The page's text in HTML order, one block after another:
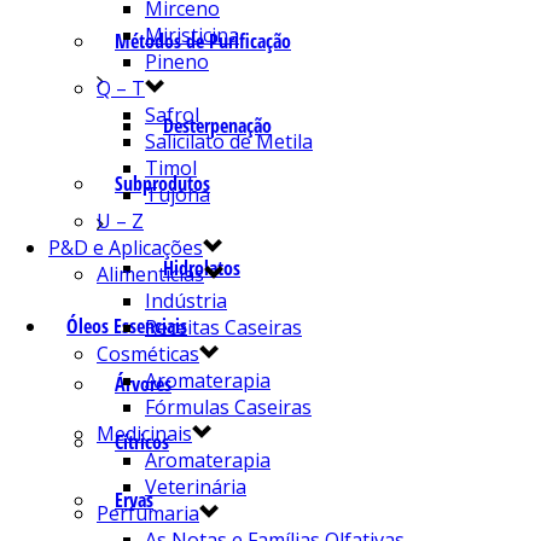
Métodos de Purificação
Desterpenação
Subprodutos
Hidrolatos
Óleos Essenciais
Árvores
Cítricos
Ervas
Mirceno
Miristicina
Pineno
Q – T
Safrol
Salicilato de Metila
Timol
Tujona
U – Z
P&D e Aplicações
Alimentícias
Indústria
Receitas Caseiras
Cosméticas
Aromaterapia
Fórmulas Caseiras
Medicinais
Aromaterapia
Veterinária
Perfumaria